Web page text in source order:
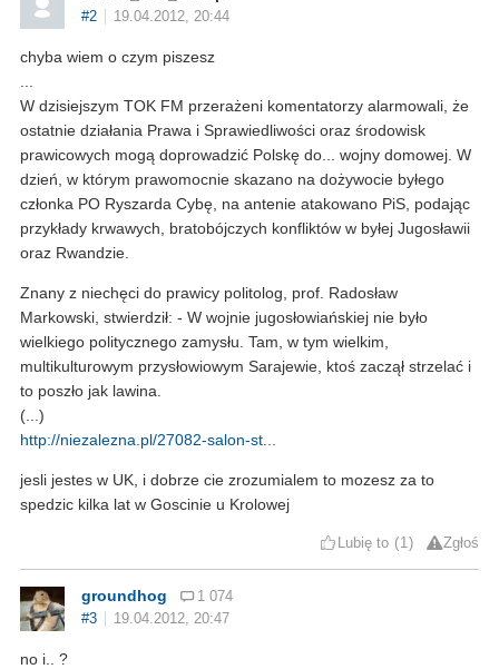
#2 19.04.2012, 20:44
chyba wiem o czym piszesz
W dzisiejszym TOK FM przerażeni komentatorzy alarmowali, że
ostatnie działania Prawa i Sprawiedliwości oraz środowisk
prawicowych mogą doprowadzić Polskę do... wojny domowej. W
dzień, w którym prawomocnie skazano na dożywocie byłego
członka PO Ryszarda Cybę, na antenie atakowano PiS, podając
przykłady krwawych, bratobójczych konfliktów w byłej Jugosławii
oraz Rwandzie.
Znany z niechęci do prawicy politolog, prof. Radosław
Markowski, stwierdził: - W wojnie jugosłowiańskiej nie było
wielkiego politycznego zamysłu. Tam, w tym wielkim,
multikulturowym przysłowiowym Sarajewie, ktoś zaczął strzelać i
to poszło jak lawina.
(...)
http://niezalezna.pl/27082-salon-st...
jesli jestes w UK, i dobrze cie zrozumialem to mozesz za to
spedzic kilka lat w Goscinie u Krolowej
Lubię to 1 Zgłoś
groundhog
1 074
#3
19.04.2012, 20:47
no i.. ?